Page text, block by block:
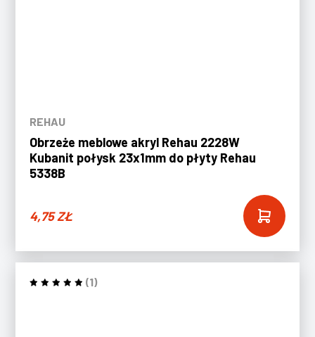
REHAU
Obrzeże meblowe akryl Rehau 2228W
Kubanit połysk 23x1mm do płyty Rehau
5338B
4,75ZŁ
(1)